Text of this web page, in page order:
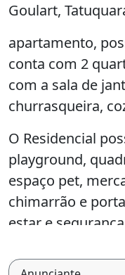
Goulart,
apartamento,
conta com 2
com a sala de
churrasqueira,
O Residencial
playground,
espaço pet,
chimarrão e
estar e
D